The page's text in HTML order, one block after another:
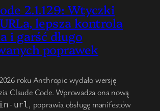
2.1.129: Wtyczki
lepsza kontrola
i garść długo
poprawek
roku Anthropic wydało wersję
Claude Code. Wprowadza ona nową
url, poprawia obsługę manifestów